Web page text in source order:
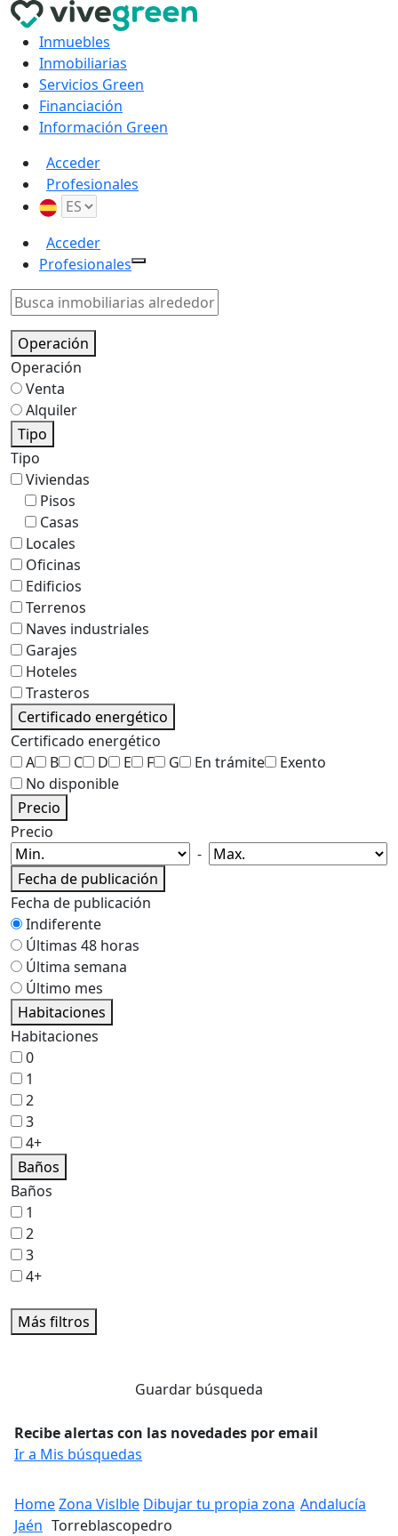
Inmuebles
Inmobiliarias
Servicios Green
Financiación
Información Green
Acceder
Profesionales
Acceder
Profesionales
Operación
Operación
Venta
Alquiler
Tipo
Tipo
Viviendas
Pisos
Casas
Locales
Oficinas
Edificios
Terrenos
Naves industriales
Garajes
Hoteles
Trasteros
Certificado energético
Certificado energético
A
B C D E F G En trámite
Exento
No disponible
Precio
Precio
-
Fecha de publicación
Fecha de publicación
Indiferente
Últimas 48 horas
Última semana
Último mes
Habitaciones
Habitaciones
0
1
2
3
4+
Baños
Baños
1
2
3
4+
Más filtros
Guardar búsqueda
Recibe alertas con las novedades por email
Ir a Mis búsquedas
HomeZona Vislble Dibujar tu propia zona Andalucía
Jaén Torreblascopedro